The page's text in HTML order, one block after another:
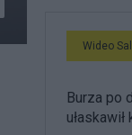
Wideo
Burza po